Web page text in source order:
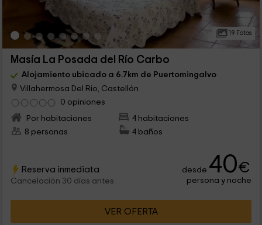
19 Fotos
Masía La Posada del Río Carbo
Alojamiento ubicado a 6.7km de Puertomingalvo
Villahermosa Del Rio, Castellón
0 opiniones
Por habitaciones
4 habitaciones
8 personas
4 baños
Reserva inmediata
Cancelación 30 días antes
desde 40€
persona y noche
VER OFERTA